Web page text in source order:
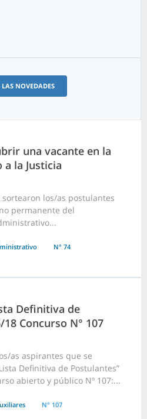
LAS NOVEDADES
una vacante en la
a la Justicia
los/as postulantes
permanente del
N° 74
Definitiva de
Concurso N° 107
as aspirantes que se
Definitiva de Postulantes”
abierto y público Nº 107:...
N° 107